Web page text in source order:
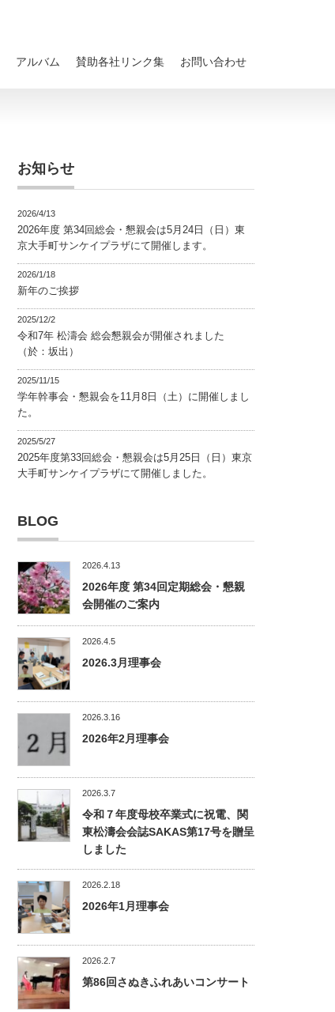
アルバム 賛助各社リンク集 お問い合わせ
お知らせ
2026/4/13
2026年度 第34回総会・懇親会は5月24日（日）東
京大手町サンケイプラザにて開催します。
2026/1/18
新年のご挨拶
2025/12/2
令和7年 松濤会 総会懇親会が開催されました
（於：坂出）
2025/11/15
学年幹事会・懇親会を11月8日（土）に開催しまし
た。
2025/5/27
2025年度第33回総会・懇親会は5月25日（日）東京
大手町サンケイプラザにて開催しました。
BLOG
2026.4.13
2026年度 第34回定期総会・懇親
会開催のご案内
2026.4.5
2026.3月理事会
2026.3.16
2026年2月理事会
2026.3.7
令和７年度母校卒業式に祝電、関
東松濤会会誌SAKAS第17号を贈呈
しました
2026.2.18
2026年1月理事会
2026.2.7
第86回さぬきふれあいコンサート